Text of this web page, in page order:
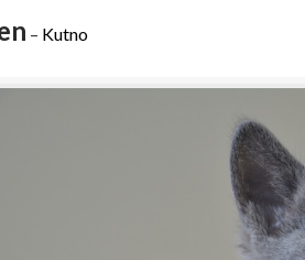
– Kutno